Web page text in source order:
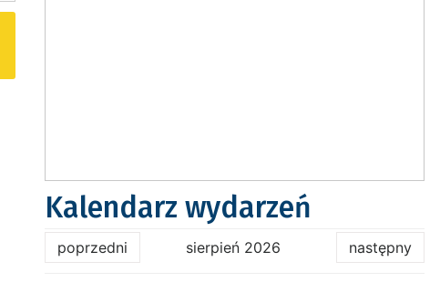
Kalendarz wydarzeń
poprzedni sierpień 2026 następny